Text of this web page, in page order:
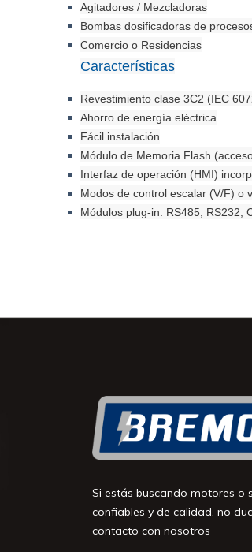
Agitadores / Mezcladoras
Bombas dosificadoras de
Comercio o Residencias
Características
Revestimiento clase 3C2 (IEC
Ahorro de energía eléctrica
Fácil instalación
Módulo de Memoria Flash
Interfaz de operación (HMI)
Modos de control escalar (V/F) o
Módulos plug-in: RS485, RS232,
Si estás buscando motores o
confiables y de calidad, no
contacto con nosotros